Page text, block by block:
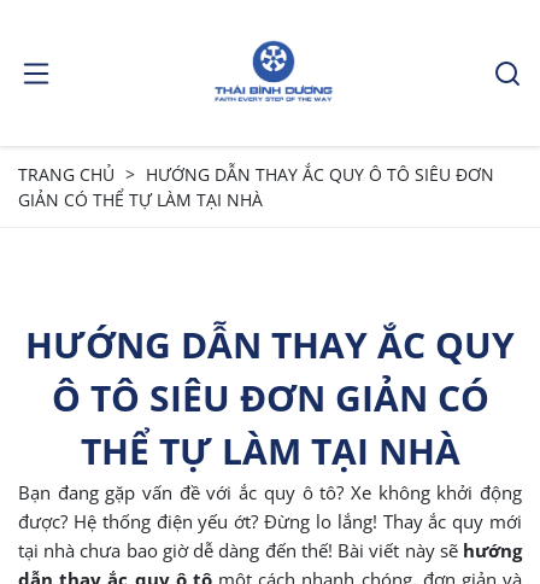
TRANG CHỦ
HƯỚNG DẪN THAY ẮC QUY Ô TÔ SIÊU ĐƠN
GIẢN CÓ THỂ TỰ LÀM TẠI NHÀ
HƯỚNG DẪN THAY ẮC QUY
Ô TÔ SIÊU ĐƠN GIẢN CÓ
THỂ TỰ LÀM TẠI NHÀ
Bạn đang gặp vấn đề với ắc quy ô tô? Xe không khởi động
được? Hệ thống điện yếu ớt? Đừng lo lắng! Thay ắc quy mới
tại nhà chưa bao giờ dễ dàng đến thế! Bài viết này sẽ hướng
dẫn thay ắc quy ô tômột cách nhanh chóng, đơn giản và